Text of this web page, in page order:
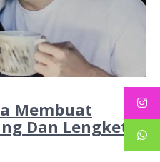
Membuat
Dan Lengket